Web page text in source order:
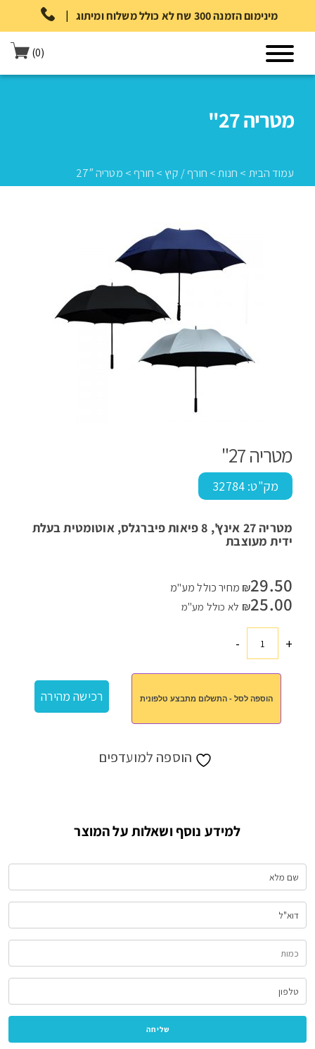
| מינימום הזמנה 300 שח לא כולל משלוח ומיתוג
(0)
מטריה 27"
עמוד הבית > חנות> חורף / קיץ > חורף > מטריה 27″
חורף / קיץ>חורף
מטריה 27"
מק"ט: 32784
מטריה 27
אינץ', 8 פיאות פיברגלס, אוטומטית בעלת
ידית מעוצבת
₪29.50
מחיר כולל מע"מ
₪25.00 לא כולל מע"מ
+כמות
-
הוספה לסל - התשלום מתבצע טלפונית רכישה מהירה
הוספה למועדפים
למידע נוסף ושאלות על המוצר